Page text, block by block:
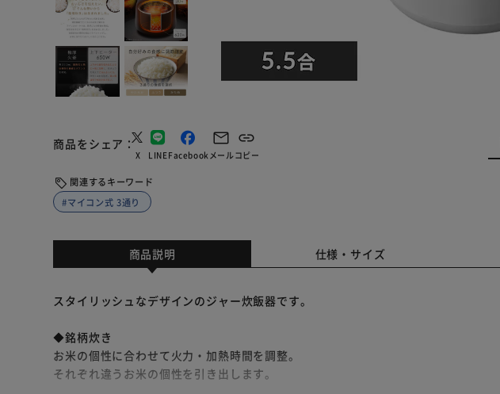
商品をシェア
X LINEFacebookメールコピー
関連するキーワード
#マイコン式 3通り
商品説明 仕様・サイズ
スタイリッシュなデザインのジャー炊飯器です。
◆銘柄炊き
お米の個性に合わせて火力・加熱時間を調整。
それぞれ違うお米の個性を引き出します。